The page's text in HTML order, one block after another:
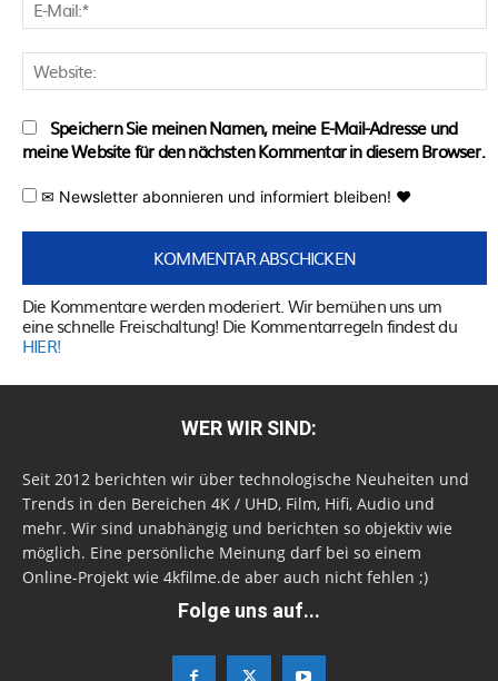
Speichern Sie meinen Namen, meine E-Mail-Adresse und
meine Website für den nächsten Kommentar in diesem Browser.
✉ Newsletter abonnieren und informiert bleiben! ♥
Die Kommentare werden moderiert. Wir bemühen uns um
eine schnelle Freischaltung! Die Kommentarregeln findest du
HIER!
WER WIR SIND:
Seit 2012 berichten wir über technologische Neuheiten und
Trends in den Bereichen 4K / UHD, Film, Hifi, Audio und
mehr. Wir sind unabhängig und berichten so objektiv wie
möglich. Eine persönliche Meinung darf bei so einem
Online-Projekt wie 4kfilme.de aber auch nicht fehlen ;)
Folge uns auf...